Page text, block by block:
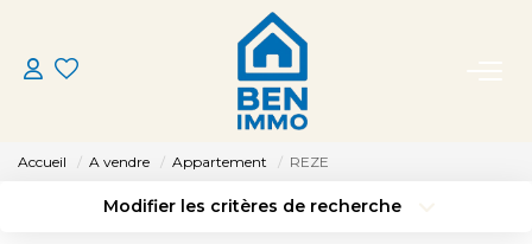
ACHETER
Accueil A vendre Appartement REZE
Modifier les critères de recherche